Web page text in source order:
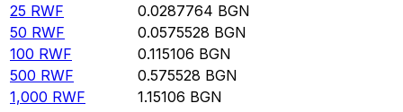
25 RWF 0.0287764 BGN
50 RWF 0.0575528 BGN
100 RWF 0.115106 BGN
500 RWF 0.575528 BGN
1,000 RWF 1.15106 BGN